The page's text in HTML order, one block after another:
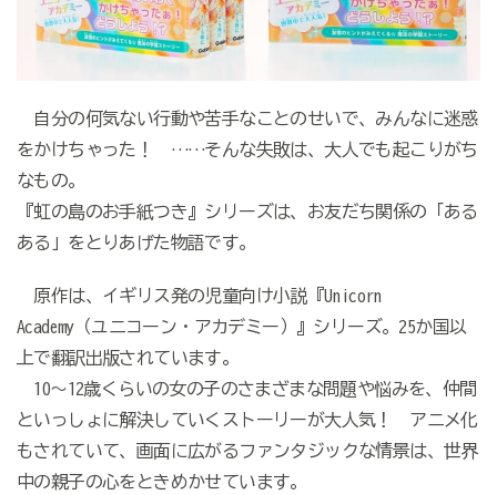
自分の何気ない行動や苦手なことのせいで、みんなに迷惑
をかけちゃった！ ……そんな失敗は、大人でも起こりがち
なもの。
『虹の島のお手紙つき』シリーズは、お友だち関係の「ある
ある」をとりあげた物語です。
原作は、イギリス発の児童向け小説『Unicorn
Academy（ユニコーン・アカデミー）』シリーズ。25か国以
上で翻訳出版されています。
10～12歳くらいの女の子のさまざまな問題や悩みを、仲間
といっしょに解決していくストーリーが大人気！ アニメ化
もされていて、画面に広がるファンタジックな情景は、世界
中の親子の心をときめかせています。